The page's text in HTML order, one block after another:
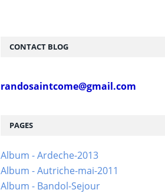
PAGES
Album - Ardeche-2013
Album - Autriche-mai-2011
Album - Bandol-Sejour
CONTACT BLOG
randosaintcome@gmail.com